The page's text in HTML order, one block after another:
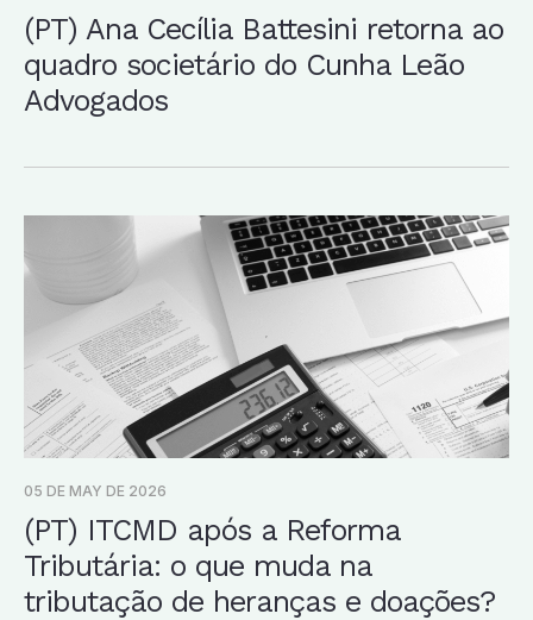
(PT) Ana Cecília Battesini retorna ao
quadro societário do Cunha Leão
Advogados
05 DE MAY DE 2026
(PT) ITCMD após a Reforma
Tributária: o que muda na
tributação de heranças e doações?